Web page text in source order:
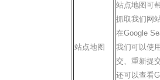
站点地图
站点地图可
抓取我们网
在Google
我们可以使
交、重新提
还可以查看